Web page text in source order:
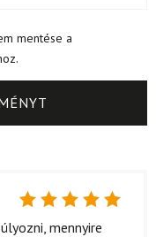
mentése a
Értékelés:
mennyire